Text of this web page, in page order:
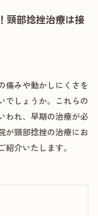
頸部捻挫治療は接
痛みや動かしにくさを
でしょうか。これらの
われ、早期の治療が必
が頸部捻挫の治療にお
介いたします。